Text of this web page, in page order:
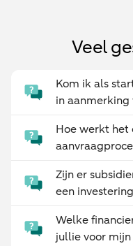
Veel
Kom ik als
in aanmerking
Hoe werkt het
Zijn er
een
Welke
jullie voor mijn